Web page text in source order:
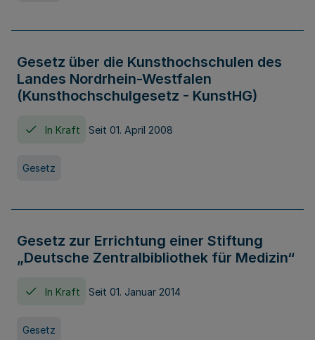
Gesetz über die Kunsthochschulen des
Landes Nordrhein-Westfalen
(Kunsthochschulgesetz - KunstHG)
In Kraft Seit 01. April 2008
Gesetz
Gesetz zur Errichtung einer Stiftung
„Deutsche Zentralbibliothek für Medizin“
In Kraft Seit 01. Januar 2014
Gesetz